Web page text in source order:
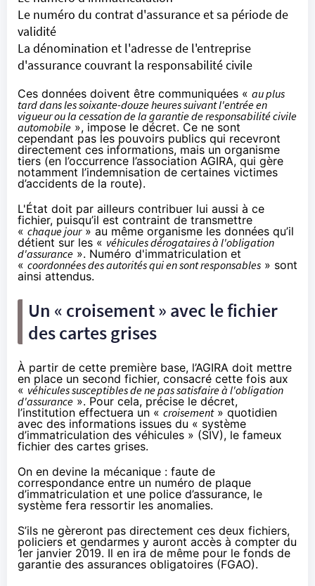
Le numéro du contrat d'assurance et sa période de
validité
La dénomination et l'adresse de l'entreprise
d'assurance couvrant la responsabilité civile
Ces données doivent être communiquées « au plus
tard dans les soixante-douze heures suivant l'entrée en
vigueur ou la cessation de la garantie de responsabilité civile
automobile », impose le décret. Ce ne sont
cependant pas les pouvoirs publics qui recevront
directement ces informations, mais un organisme
tiers (en l’occurrence l’association AGIRA, qui gère
notamment l’indemnisation de certaines victimes
d’accidents de la route).
L'État doit par ailleurs contribuer lui aussi à ce
fichier, puisqu’il est contraint de transmettre
« chaque jour» au même organisme les données qu’il
détient sur les « véhicules dérogataires à l'obligation
d'assurance ». Numéro d'immatriculation et
« coordonnées des autorités qui en sont responsables » sont
ainsi attendus.
Un « croisement » avec le fichier
des cartes grises
À partir de cette première base, l’AGIRA doit mettre
en place un second fichier, consacré cette fois aux
« véhicules susceptibles de ne pas satisfaire à l'obligation
d'assurance ». Pour cela, précise le décret,
l’institution effectuera un « croisement» quotidien
avec des informations issues du « système
d’immatriculation des véhicules » (SIV), le fameux
fichier des cartes grises.
On en devine la mécanique : faute de
correspondance entre un numéro de plaque
d’immatriculation et une police d’assurance, le
système fera ressortir les anomalies.
S’ils ne gèreront pas directement ces deux fichiers,
policiers et gendarmes y auront accès à compter du
1er janvier 2019. Il en ira de même pour le fonds de
garantie des assurances obligatoires (FGAO).